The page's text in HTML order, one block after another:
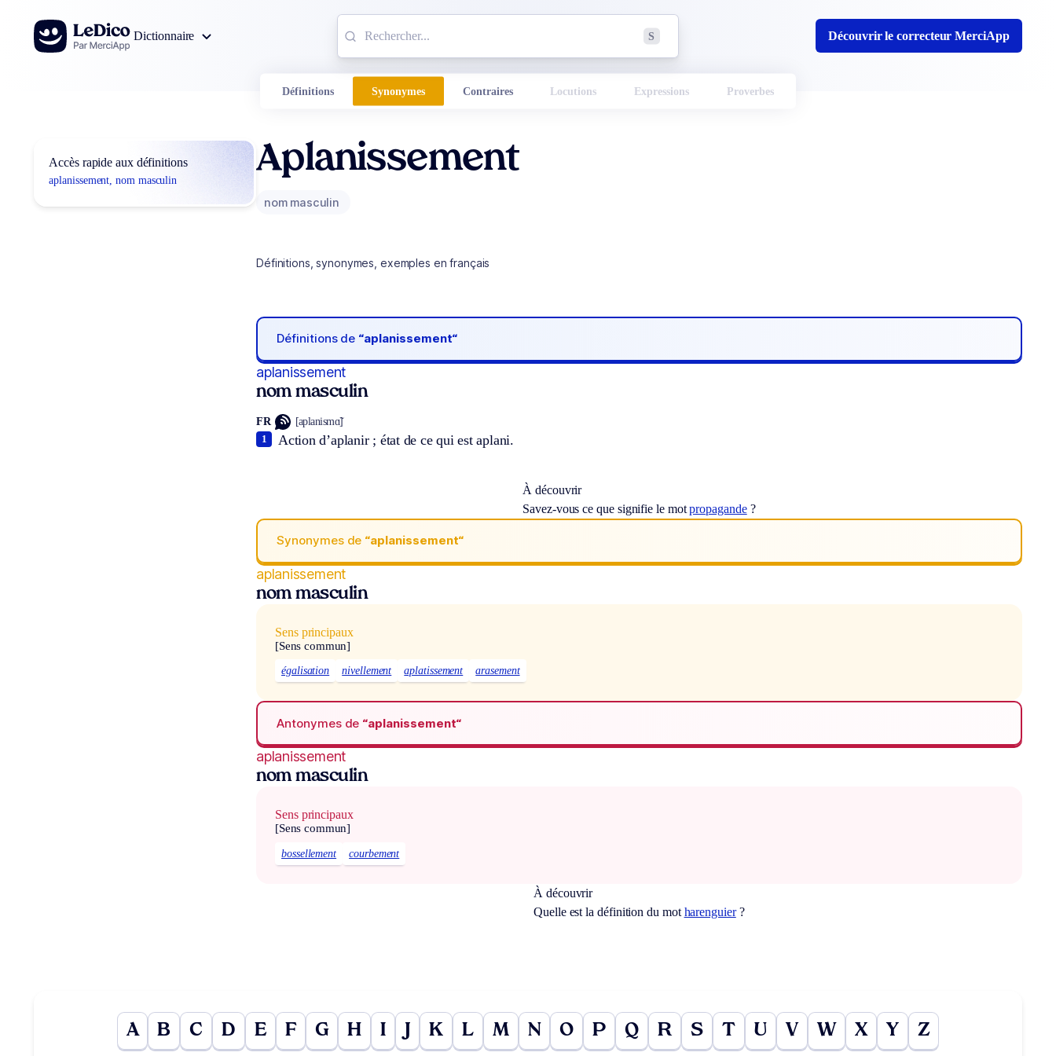
Aller au contenu
Dictionnaire
S Découvrir le correcteur MerciApp
Définitions Synonymes Contraires Locutions Expressions Proverbes
Accès rapide aux définitions
aplanissement, nom masculin
Aplanissement
nom masculin
Définitions, synonymes, exemples en français
Définitions de “aplanissement“
aplanissement
nom masculin
FR [aplanismɑ̃]
Action d’aplanir ; état de ce qui est aplani.
1
À découvrir
Savez-vous ce que signifie le motpropagande?
Synonymes de “aplanissement“
aplanissement
nom masculin
Sens principaux
[Sens commun]
égalisation nivellement aplatissement arasement
Antonymes de “aplanissement“
aplanissement
nom masculin
Sens principaux
[Sens commun]
bossellement courbement
À découvrir
Quelle est la définition du mot harenguier?
A B C D E F G H I J K L M N O P Q R S T U V W X Y Z